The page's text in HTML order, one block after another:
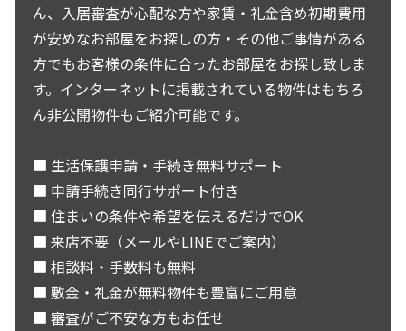
ん、入居審査が心配な方や家賃・礼金含め初期費用
が安めなお部屋をお探しの方・その他ご事情がある
方でもお客様の条件に合ったお部屋をお探し致しま
す。インターネットに掲載されている物件はもちろ
ん非公開物件もご紹介可能です。
■ 生活保護申請・手続き無料サポート
■ 申請手続き同行サポート付き
■ 住まいの条件や希望を伝えるだけでOK
■ 来店不要（メールやLINEでご案内）
■ 相談料・手数料も無料
■ 敷金・礼金が無料物件も豊富にご用意
■ 審査がご不安な方もお任せ